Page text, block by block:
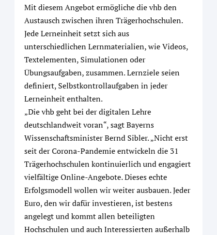
Mit diesem Angebot ermögliche die vhb den
Austausch zwischen ihren Trägerhochschulen.
Jede Lerneinheit setzt sich aus
unterschiedlichen Lernmaterialien, wie Videos,
Textelementen, Simulationen oder
Übungsaufgaben, zusammen. Lernziele seien
definiert, Selbstkontrollaufgaben in jeder
Lerneinheit enthalten.
„Die vhb geht bei der digitalen Lehre
deutschlandweit voran“, sagt Bayerns
Wissenschaftsminister Bernd Sibler. „Nicht erst
seit der Corona-Pandemie entwickeln die 31
Trägerhochschulen kontinuierlich und engagiert
vielfältige Online-Angebote. Dieses echte
Erfolgsmodell wollen wir weiter ausbauen. Jeder
Euro, den wir dafür investieren, ist bestens
angelegt und kommt allen beteiligten
Hochschulen und auch Interessierten außerhalb